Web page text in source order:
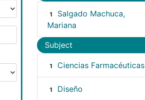
1
Salgado Machuca,
Mariana
Subject
1 Ciencias Farmacéuticas
1 Diseño